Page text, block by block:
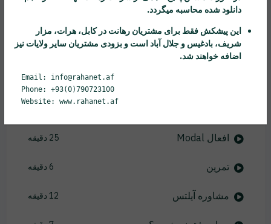
Just 3 دقیقه
6 دقیقه
افعال Modal 25 دقیقه
تمرین 6 دقیقه
مشاوره آیلتس 12 دقیقه
دانلود شده محاسبه میگردد.
این پیشکش فقط برای مشتریان رهانت در کابل، هرات، مزار
شریف، بادغیس و جلال آباد است و بزودی مشتریان سایر ولایات نیز
اضافه خواهند شد.
Email: info@rahanet.af
Phone: +93(0)790723100
Website: www.rahanet.af